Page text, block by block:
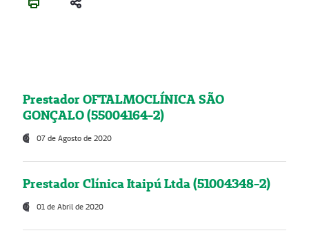
Prestador OFTALMOCLÍNICA SÃO
GONÇALO (55004164-2)
07 de Agosto de 2020
Prestador Clínica Itaipú Ltda (51004348-2)
01 de Abril de 2020